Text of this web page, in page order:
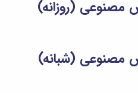
مصنوعی (روزانه)
مصنوعی (شبانه)